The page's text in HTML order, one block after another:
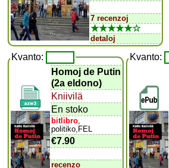
7 recenzoj
★★★★★☆
detaloj
Kvanto:
Homoj de Putin
(2a eldono)
Kniivilä
En stoko
bitlibro
politiko,FEL
€7.90
recenzo
Kvanto: